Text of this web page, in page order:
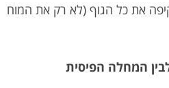
את כל הגוף (לא רק את המוח
המחלה הפיסית